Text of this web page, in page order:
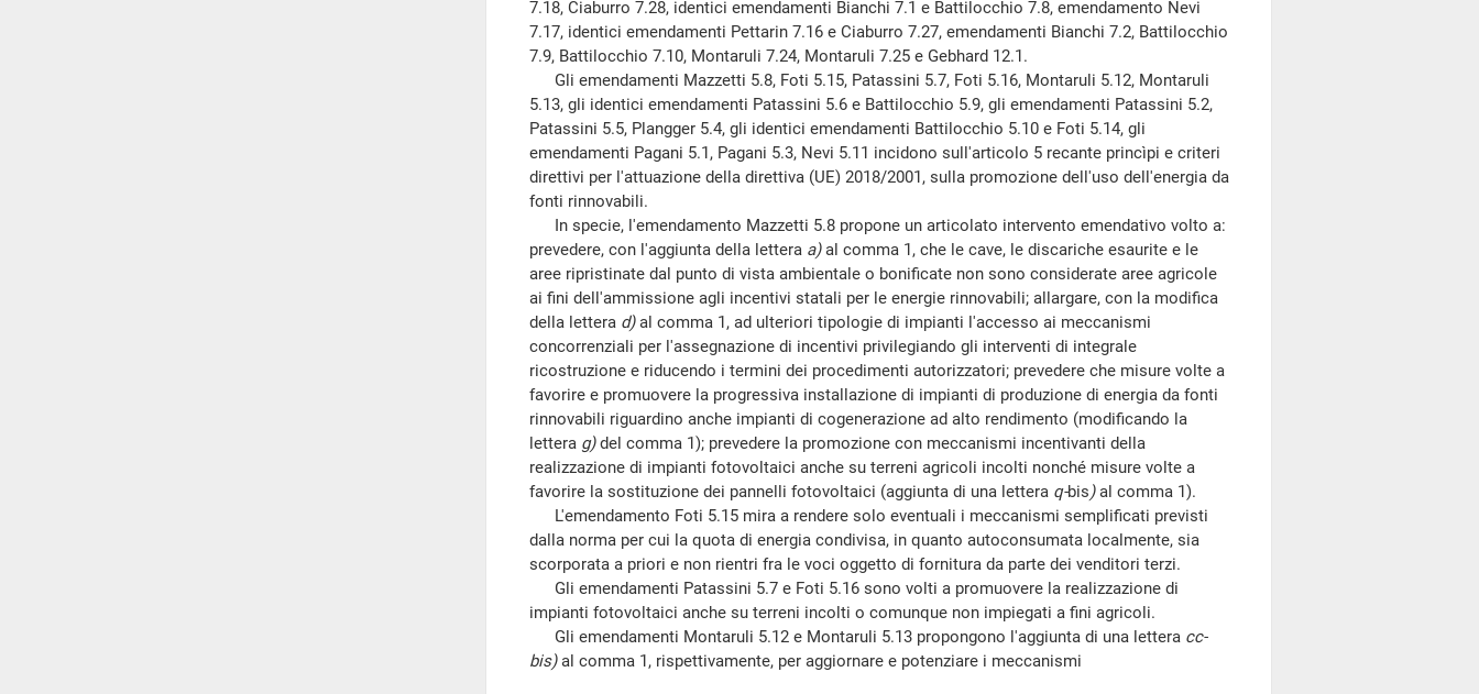
7.18, Ciaburro 7.28, identici emendamenti Bianchi 7.1 e Battilocchio 7.8, emendamento Nevi
7.17, identici emendamenti Pettarin 7.16 e Ciaburro 7.27, emendamenti Bianchi 7.2, Battilocchio
7.9, Battilocchio 7.10, Montaruli 7.24, Montaruli 7.25 e Gebhard 12.1.
Gli emendamenti Mazzetti 5.8, Foti 5.15, Patassini 5.7, Foti 5.16, Montaruli 5.12, Montaruli
5.13, gli identici emendamenti Patassini 5.6 e Battilocchio 5.9, gli emendamenti Patassini 5.2,
Patassini 5.5, Plangger 5.4, gli identici emendamenti Battilocchio 5.10 e Foti 5.14, gli
emendamenti Pagani 5.1, Pagani 5.3, Nevi 5.11 incidono sull'articolo 5 recante princìpi e criteri
direttivi per l'attuazione della direttiva (UE) 2018/2001, sulla promozione dell'uso dell'energia da
fonti rinnovabili.
In specie, l'emendamento Mazzetti 5.8 propone un articolato intervento emendativo volto a:
prevedere, con l'aggiunta della lettera a)al comma 1, che le cave, le discariche esaurite e le
aree ripristinate dal punto di vista ambientale o bonificate non sono considerate aree agricole
ai fini dell'ammissione agli incentivi statali per le energie rinnovabili; allargare, con la modifica
della lettera d)al comma 1, ad ulteriori tipologie di impianti l'accesso ai meccanismi
concorrenziali per l'assegnazione di incentivi privilegiando gli interventi di integrale
ricostruzione e riducendo i termini dei procedimenti autorizzatori; prevedere che misure volte a
favorire e promuovere la progressiva installazione di impianti di produzione di energia da fonti
rinnovabili riguardino anche impianti di cogenerazione ad alto rendimento (modificando la
lettera g)del comma 1); prevedere la promozione con meccanismi incentivanti della
realizzazione di impianti fotovoltaici anche su terreni agricoli incolti nonché misure volte a
favorire la sostituzione dei pannelli fotovoltaici (aggiunta di una lettera q-bis)al comma 1).
L'emendamento Foti 5.15 mira a rendere solo eventuali i meccanismi semplificati previsti
dalla norma per cui la quota di energia condivisa, in quanto autoconsumata localmente, sia
scorporata a priori e non rientri fra le voci oggetto di fornitura da parte dei venditori terzi.
Gli emendamenti Patassini 5.7 e Foti 5.16 sono volti a promuovere la realizzazione di
impianti fotovoltaici anche su terreni incolti o comunque non impiegati a fini agricoli.
Gli emendamenti Montaruli 5.12 e Montaruli 5.13 propongono l'aggiunta di una lettera cc-
bis)al comma 1, rispettivamente, per aggiornare e potenziare i meccanismi